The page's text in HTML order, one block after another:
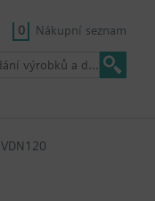
0 Nákupní seznam
VDN120